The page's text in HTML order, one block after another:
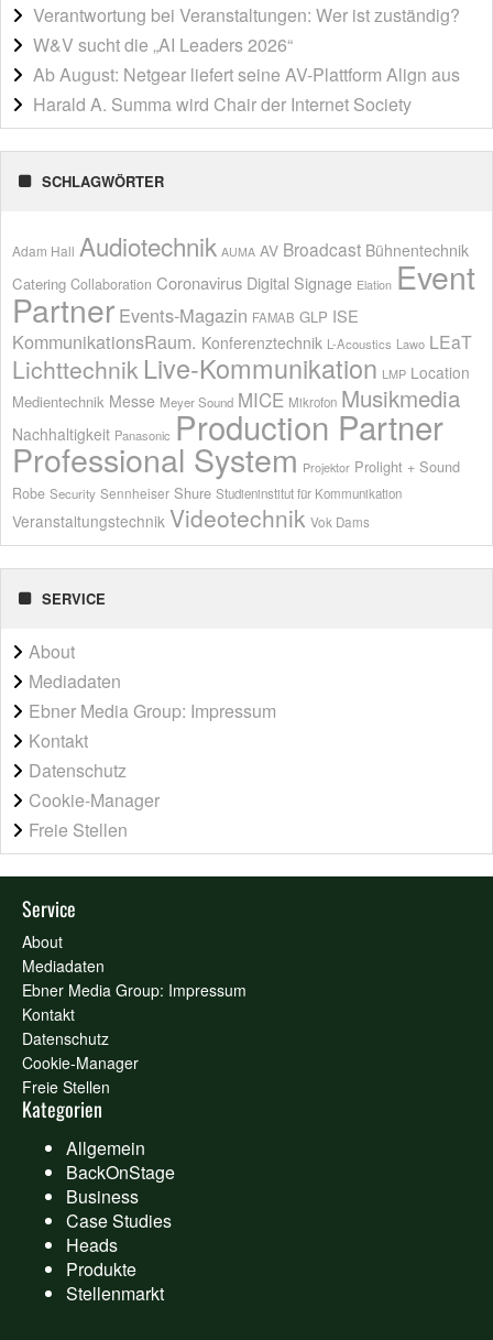
Verantwortung bei Veranstaltungen: Wer ist zuständig?
W&V sucht die „AI Leaders 2026“
Ab August: Netgear liefert seine AV-Plattform Align aus
Harald A. Summa wird Chair der Internet Society
SCHLAGWÖRTER
Adam Hall Audiotechnik AUMA AV Broadcast Bühnentechnik
Catering Collaboration Coronavirus Digital Signage Elation Event
Partner Events-Magazin FAMAB GLP ISE
KommunikationsRaum. Konferenztechnik L-Acoustics Lawo LEaT
Lichttechnik Live-Kommunikation LMP Location
Medientechnik Messe Meyer Sound MICE Mikrofon Musikmedia
Nachhaltigkeit Panasonic Production Partner
Professional System Projektor Prolight + Sound
Robe Security Sennheiser Shure Studieninstitut für Kommunikation
Veranstaltungstechnik Videotechnik Vok Dams
SERVICE
About
Mediadaten
Ebner Media Group: Impressum
Kontakt
Datenschutz
Cookie-Manager
Freie Stellen
Service
About
Mediadaten
Ebner Media Group: Impressum
Kontakt
Datenschutz
Cookie-Manager
Freie Stellen
Kategorien
Allgemein
BackOnStage
Business
Case Studies
Heads
Produkte
Stellenmarkt